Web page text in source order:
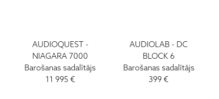
AUDIOQUEST-
NIAGARA 7000
Barošanas sadalītājs
11 995 €
AUDIOLAB - DC
BLOCK 6
Barošanas sadalītājs
399 €